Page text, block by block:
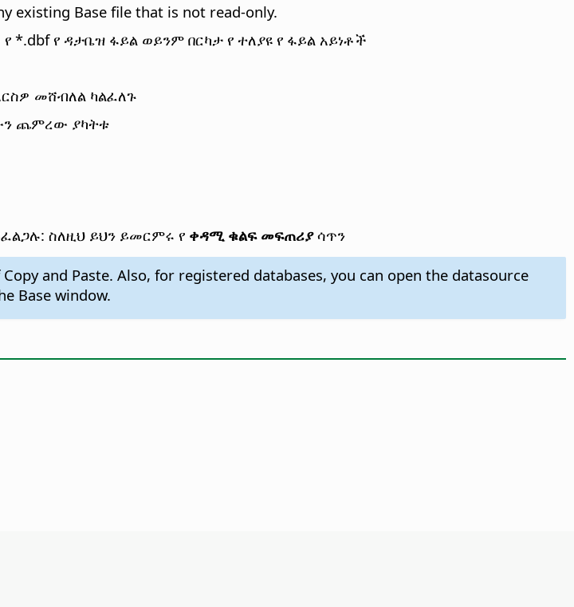
existing Base file that is not read-only.
የ ዳታቤዝ ፋይል ወይንም በርካታ የ ተለያዩ የ ፋይል አይነቶች
መሸብለል ካልፈለጉ
ጨምረው ያካትቱ
ስለዚህ ይህን ይመርምሩ የ ቀዳሚ ቁልፍ መፍጠሪያሳጥን
and Paste. Also, for registered databases, you can open the datasource
Base window.